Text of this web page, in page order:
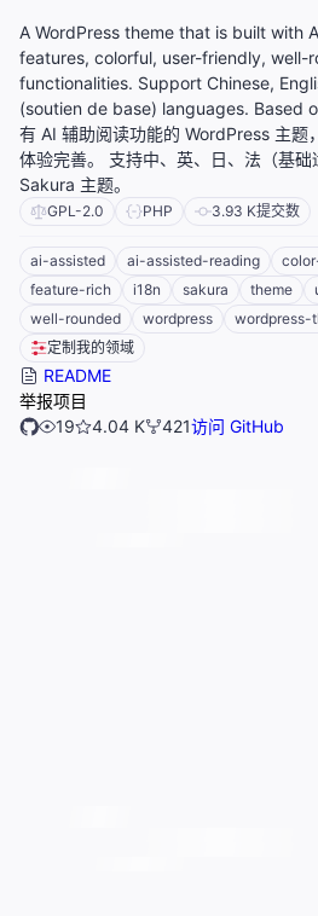
A WordPress theme that is built with
features, colorful, user-friendly, well-
functionalities. Support Chinese,
(soutien de base) languages. Based
有 AI 辅助阅读功能的 WordPress 主题
体验完善。 支持中、英、日、法（基
Sakura 主题。
GPL-2.0 PHP 3.93 K提交数
ai-assisted ai-assisted-reading
feature-rich
i18n sakura theme
well-rounded
wordpress wordpress-
定制我的领域
README
举报项目
19
4.04 K 421访问 GitHub